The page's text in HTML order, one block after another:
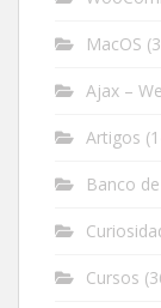
MacOS
Ajax –
Artigos
Banco
Cursos